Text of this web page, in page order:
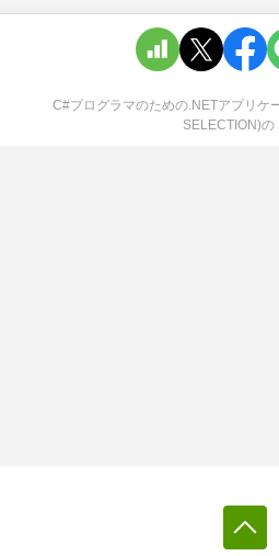
C#プログラマのための.NETアプリケ
SELECTION)の